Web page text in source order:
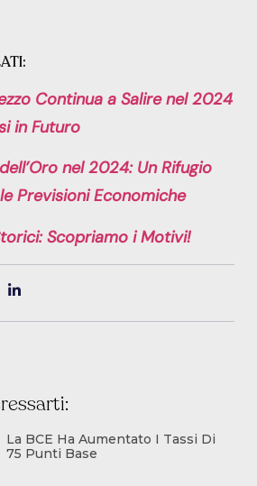
Continua a Salire nel 2024
in Futuro
nel 2024: Un Rifugio
Previsioni Economiche
Scopriamo i Motivi!
La BCE Ha Aumentato I Tassi Di
75 Punti Base